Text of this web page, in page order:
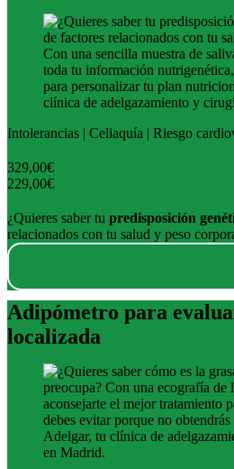
Intolerancias | Celiaquía | Riesgo
329,00€
229,00€
¿Quieres saber tu predisposición
relacionados con tu salud y peso
Adipómetro para
localizada